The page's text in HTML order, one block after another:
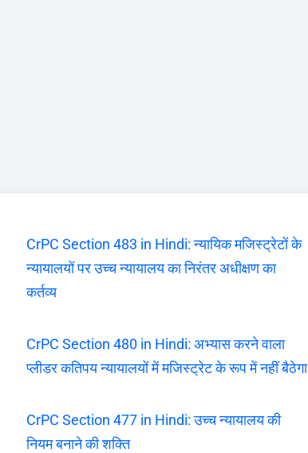
CrPC Section 483 in Hindi: न्यायिक मजिस्ट्रेटों के
न्यायालयों पर उच्च न्यायालय का निरंतर अधीक्षण का
कर्तव्य
CrPC Section 480 in Hindi: अभ्यास करने वाला
प्लीडर कतिपय न्यायालयों में मजिस्ट्रेट के रूप में नहीं बैठेगा
CrPC Section 477 in Hindi: उच्च न्यायालय की
नियम बनाने की शक्ति